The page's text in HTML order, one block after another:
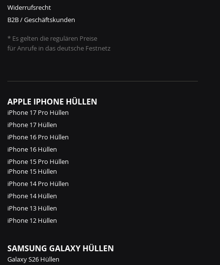
Widerrufsrecht
B2B / Geschäftskunden
* Es gelten die regulären Preise
für Anrufe in das deutsche Festnetz
APPLE IPHONE HÜLLEN
iPhone 17 Pro Hüllen
iPhone 17 Hüllen
iPhone 16 Pro Hüllen
iPhone 16 Hüllen
iPhone 15 Pro Hüllen
iPhone 15 Hüllen
iPhone 14 Pro Hüllen
iPhone 14 Hüllen
iPhone 13 Hüllen
iPhone 12 Hüllen
SAMSUNG GALAXY HÜLLEN
Galaxy S26 Hüllen